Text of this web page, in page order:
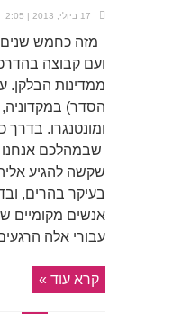
17 ביולי, 2013 | 2:05
מזה כחמש שנים
ועם קבוצה
ממדינות הבלקן.
הסדר) במקדוניה,
ומונטנגרו. בדרך
שבמהלכם אנחנו
שקשה להגיע
בעיקר בהרים,
אנשים מקומיים
עבורי אלה
קרא עוד »